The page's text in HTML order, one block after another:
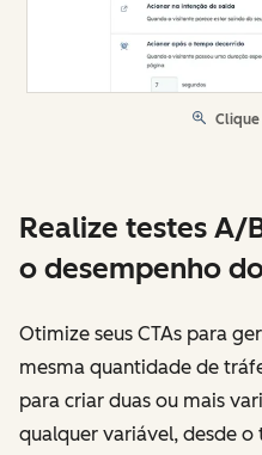
Realize testes A/
o desempenho
Otimize seus CTAs para
mesma quantidade de
para criar duas ou mais
qualquer variável, desde o